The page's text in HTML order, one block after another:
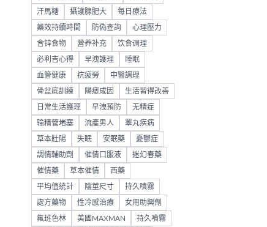
汗馬糖 攝護腺肥大 每日療法
藥效持續時間 防偽查詢 心理壓力
含锌食物 营养补充 饮食调理
必利吉心得 早洩護理 睡眠
血管健康 抗疲勞 中醫調理
骨盆底訓練 陽痿成因 生活習得改善
日常生活護理 早洩預防 无精症
输精管堵塞 流產男人 睪丸疾病
草本壯陽 失眠 安眠藥 憂鬱症
調情輔助劑 催情口服液 迷幻春藥
催情藥 草本催情 西藥
平均值統計 陰莖尺寸 持久噴霧
處方藥物 性冷感治療 女用助興劑
氟班色林 美國MAXMAN 持久噴霧